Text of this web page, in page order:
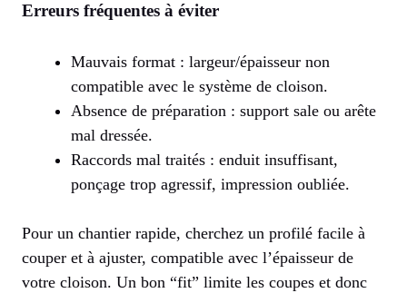
Erreurs fréquentes à éviter
Mauvais format : largeur/épaisseur non
compatible avec le système de cloison.
Absence de préparation : support sale ou arête
mal dressée.
Raccords mal traités : enduit insuffisant,
ponçage trop agressif, impression oubliée.
Pour un chantier rapide, cherchez un profilé facile à
couper et à ajuster, compatible avec l’épaisseur de
votre cloison. Un bon “fit” limite les coupes et donc